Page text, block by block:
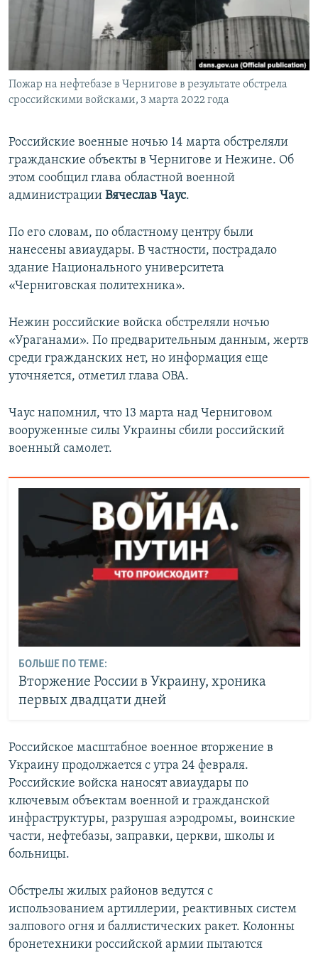
ПОБЕДИТЕЛЕЙ НЕ СУДЯТ?
КРЫМ.НЕПОКОРЕННЫЙ
ELIFBE
УКРАИНСКАЯ ПРОБЛЕМА КРЫМА
ПРИСОЕДИНЯЙТЕСЬ!
Пожар на нефтебазе в Чернигове в результате обстрела
сроссийскими войсками, 3 марта 2022 года
Российские военные ночью 14 марта обстреляли
гражданские объекты в Чернигове и Нежине. Об
этом сообщил глава областной военной
администрации Вячеслав Чаус.
По его словам, по областному центру были
нанесены авиаудары. В частности, пострадало
здание Национального университета
«Черниговская политехника».
Нежин российские войска обстреляли ночью
«Ураганами». По предварительным данным, жертв
среди гражданских нет, но информация еще
уточняется, отметил глава ОВА.
Чаус напомнил, что 13 марта над Черниговом
вооруженные силы Украины сбили российский
военный самолет.
БОЛЬШЕ ПО ТЕМЕ:
Вторжение России в Украину, хроника
первых двадцати дней
Российское масштабное военное вторжение в
Украину продолжается с утра 24 февраля.
Российские войска наносят авиаудары по
ключевым объектам военной и гражданской
инфраструктуры, разрушая аэродромы, воинские
части, нефтебазы, заправки, церкви, школы и
больницы.
Обстрелы жилых районов ведутся с
использованием артиллерии, реактивных систем
залпового огня и баллистических ракет. Колонны
бронетехники российской армии пытаются